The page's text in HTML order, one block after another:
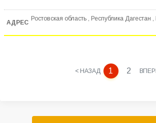
Ростовская область , Республика Дагестан
< НАЗАД 1 2